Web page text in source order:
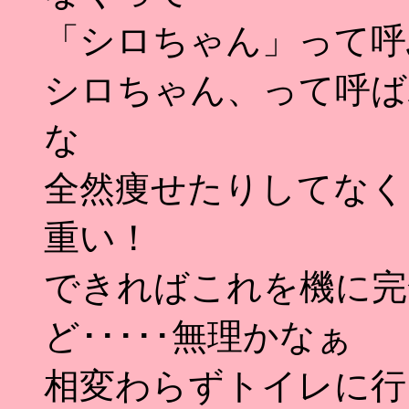
「シロちゃん」って
シロちゃん、って呼
な
全然痩せたりしてな
重い！
できればこれを機に
ど･････無理かなぁ
相変わらずトイレに